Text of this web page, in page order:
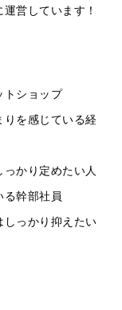
営しています！
トショップ
りを感じている経
かり定めたい人
る幹部社員
しっかり抑えたい